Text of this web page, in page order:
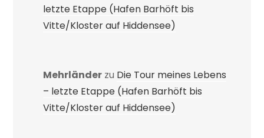
letzte Etappe (Hafen Barhöft bis
Vitte/Kloster auf Hiddensee)
Mehrländer zu Die Tour meines Lebens
– letzte Etappe (Hafen Barhöft bis
Vitte/Kloster auf Hiddensee)